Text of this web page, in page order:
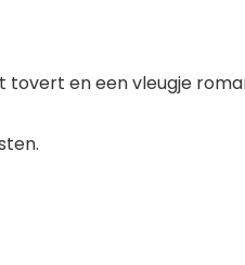
en een vleugje